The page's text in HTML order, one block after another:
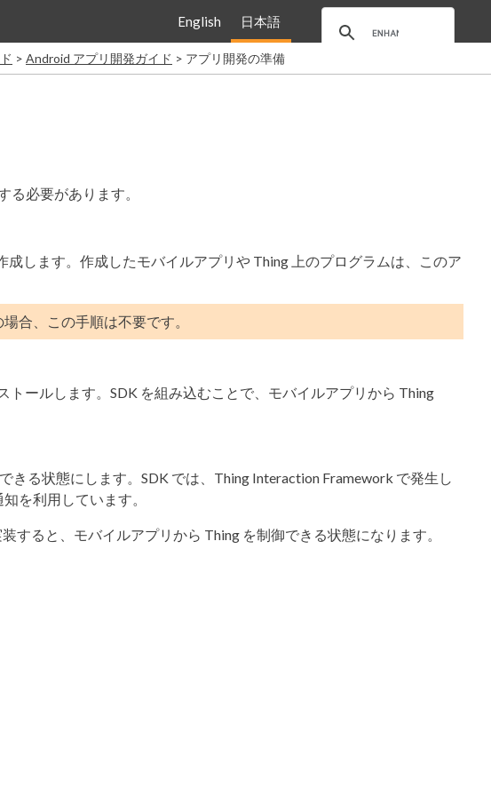
English 日本語
Android アプリ開発ガイド アプリ開発の準備
る必要があります。
します。作成したモバイルアプリや Thing 上のプログラムは、このア
合、この手順は不要です。
トールします。SDK を組み込むことで、モバイルアプリから Thing
る状態にします。SDK では、Thing Interaction Framework で発生し
を利用しています。
すると、モバイルアプリから Thing を制御できる状態になります。